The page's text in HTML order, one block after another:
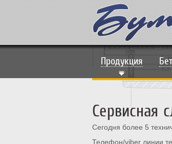
Продукция
Сервисная
Сегодня более 5
Телефон/viber линии